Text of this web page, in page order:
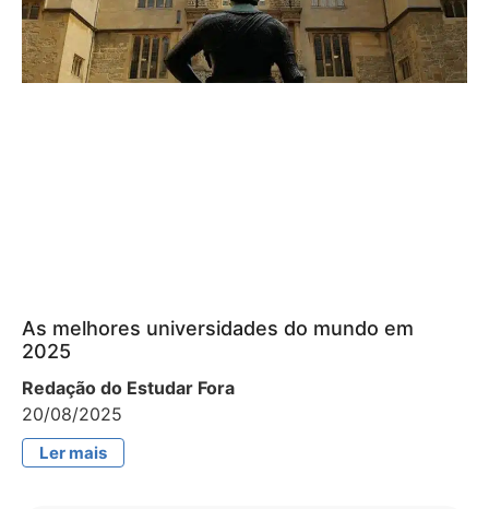
As melhores universidades do mundo em
2025
Redação do Estudar Fora
20/08/2025
Ler mais